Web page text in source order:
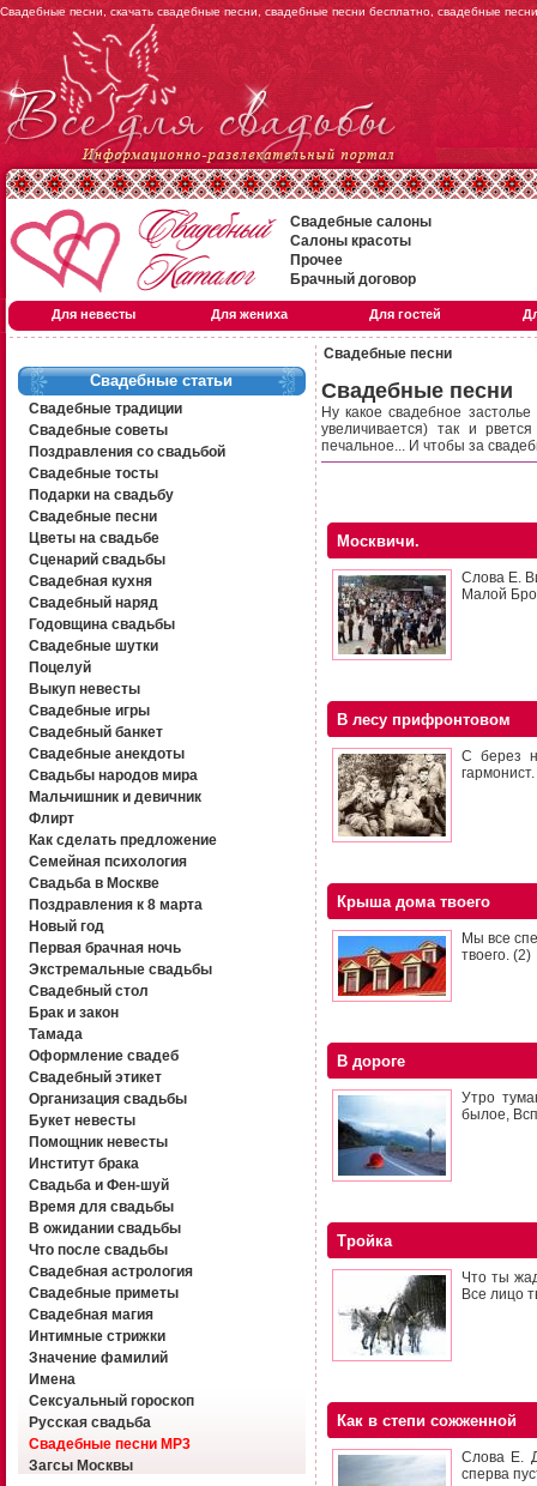
Свадебные песни, скачать свадебные песни, свадебные песни бесплатно, свадебные
Свадебные салоны
Салоны красоты
Прочее
Брачный договор
Для невесты Для жениха Для гостей
Свадебные статьи
Свадебные традиции
Свадебные советы
Поздравления со свадьбой
Свадебные тосты
Подарки на свадьбу
Свадебные песни
Цветы на свадьбе
Сценарий свадьбы
Свадебная кухня
Свадебный наряд
Годовщина свадьбы
Свадебные шутки
Поцелуй
Выкуп невесты
Свадебные игры
Свадебный банкет
Свадебные анекдоты
Свадьбы народов мира
Мальчишник и девичник
Флирт
Как сделать предложение
Семейная психология
Свадьба в Москве
Поздравления к 8 марта
Новый год
Первая брачная ночь
Экстремальные свадьбы
Свадебный стол
Брак и закон
Тамада
Оформление свадеб
Свадебный этикет
Организация свадьбы
Букет невесты
Помощник невесты
Институт брака
Свадьба и Фен-шуй
Время для свадьбы
В ожидании свадьбы
Что после свадьбы
Свадебная астрология
Свадебные приметы
Свадебная магия
Интимные стрижки
Значение фамилий
Имена
Сексуальный гороскоп
Русская свадьба
Свадебные песни MP3
Загсы Москвы
Свадебные песни
Свадебные песни
Ну какое свадебное
увеличивается) так и
печальное... И чтобы за
Москвичи.
Слова Е.
Малой
В лесу прифронтовом
С берез
гармонист.
Крыша дома твоего
Мы все
твоего. (2)
В дороге
Утро
былое,
Тройка
Что ты
Все лицо
Как в степи сожженной
Слова Е.
сперва